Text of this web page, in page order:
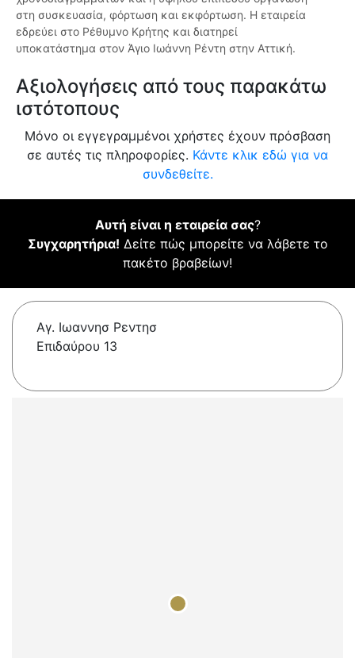
στη συσκευασία, φόρτωση και εκφόρτωση. Η εταιρεία
εδρεύει στο Ρέθυμνο Κρήτης και διατηρεί
υποκατάστημα στον Άγιο Ιωάννη Ρέντη στην Αττική.
Αξιολογήσεις από τους παρακάτω
ιστότοπους
Μόνο οι εγγεγραμμένοι χρήστες έχουν πρόσβαση
σε αυτές τις πληροφορίες. Κάντε κλικ εδώ για να
συνδεθείτε.
Αυτή είναι η εταιρεία σας?
Συγχαρητήρια! Δείτε πώς μπορείτε να λάβετε το
πακέτο βραβείων!
Αγ. Ιωαννησ Ρεντησ
Επιδαύρου 13